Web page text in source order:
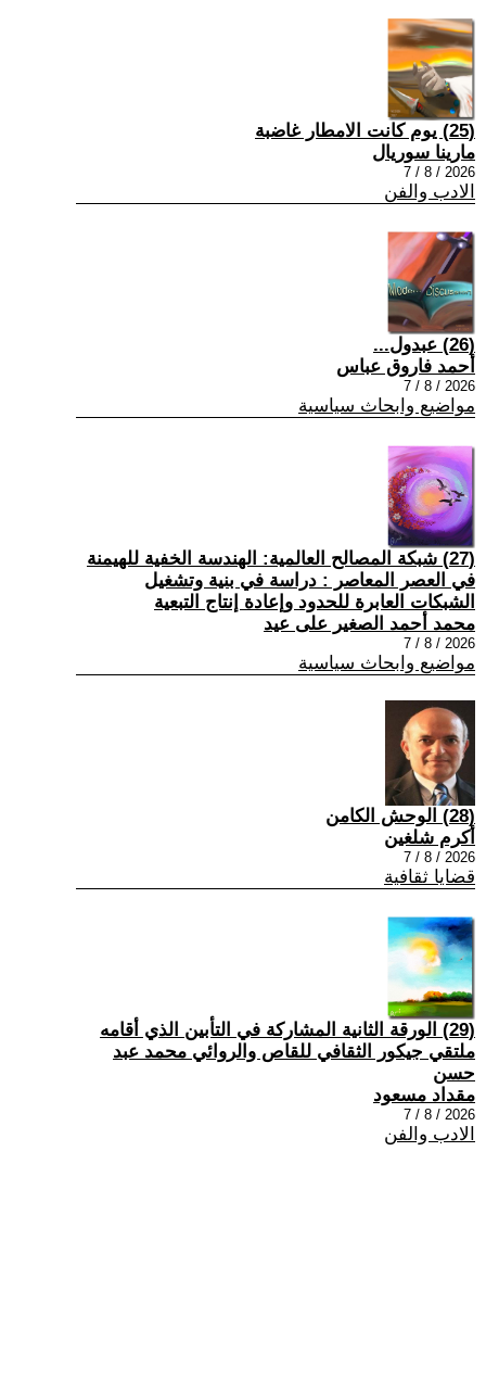
(25) يوم كانت الامطار غاضبة
مارينا سوريال
2026 / 8 / 7
الادب والفن
(26) عبدول...
أحمد فاروق عباس
2026 / 8 / 7
مواضيع وابحاث سياسية
(27) شبكة المصالح العالمية: الهندسة الخفية للهيمنة
في العصر المعاصر : دراسة في بنية وتشغيل
الشبكات العابرة للحدود وإعادة إنتاج التبعية
محمد أحمد الصغير على عيد
2026 / 8 / 7
مواضيع وابحاث سياسية
(28) الوحش الكامن
أكرم شلغين
2026 / 8 / 7
قضايا ثقافية
(29) الورقة الثانية المشاركة في التأبين الذي أقامه
ملتقي جيكور الثقافي للقاص والروائي محمد عبد
حسن
مقداد مسعود
2026 / 8 / 7
الادب والفن